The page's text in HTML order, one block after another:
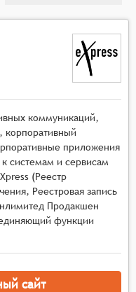
подключения
правами и
конференции.
с корпоративными
для общения
коммуникаций,
приложения
системам и сервисам
(Реестр
Реестровая запись
Продакшен
функции
сайт